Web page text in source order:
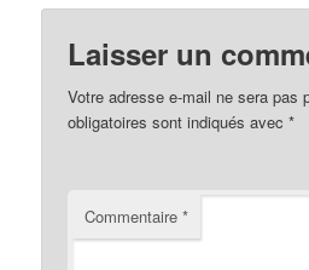
Laisser un
Votre adresse e-mail ne sera pas
obligatoires sont indiqués avec*
Commentaire*